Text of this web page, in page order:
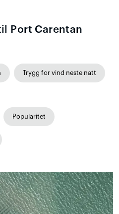
Port Carentan
Trygg for vind neste natt
Popularitet